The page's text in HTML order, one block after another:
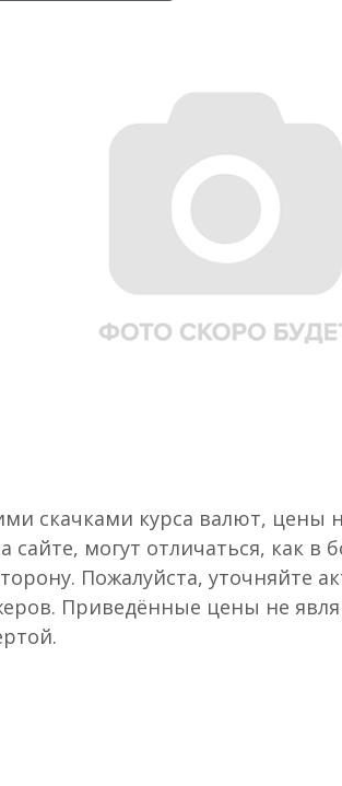
скачками курса валют, цены
сайте, могут отличаться, как в
Пожалуйста, уточняйте
Приведённые цены не